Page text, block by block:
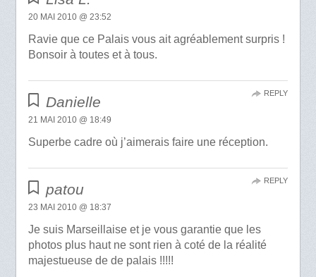
20 MAI 2010 @ 23:52
Ravie que ce Palais vous ait agréablement surpris !
Bonsoir à toutes et à tous.
Danielle
21 MAI 2010 @ 18:49
Superbe cadre où j’aimerais faire une réception.
REPLY
patou
23 MAI 2010 @ 18:37
Je suis Marseillaise et je vous garantie que les
photos plus haut ne sont rien à coté de la réalité
majestueuse de de palais !!!!!
REPLY